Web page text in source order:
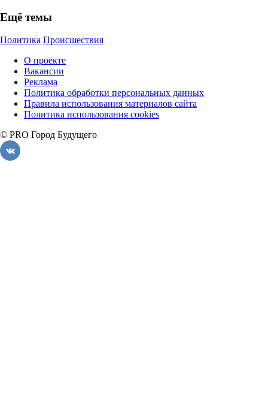
Ещё темы
Политика Происшествия
О проекте
Вакансии
Реклама
Политика обработки персональных данных
Правила использования материалов сайта
Политика использования cookies
© PRO Город Будущего